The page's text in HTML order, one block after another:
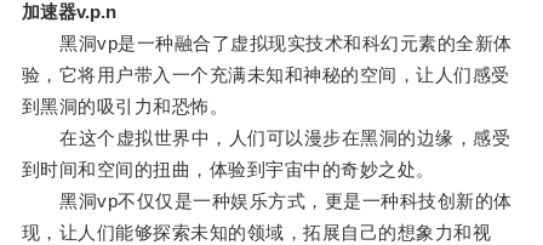
加速器v.p.n
黑洞vp是一种融合了虚拟现实技术和科幻元素的全新体
验，它将用户带入一个充满未知和神秘的空间，让人们感受
到黑洞的吸引力和恐怖。
在这个虚拟世界中，人们可以漫步在黑洞的边缘，感受
到时间和空间的扭曲，体验到宇宙中的奇妙之处。
黑洞vp不仅仅是一种娱乐方式，更是一种科技创新的体
现，让人们能够探索未知的领域，拓展自己的想象力和视